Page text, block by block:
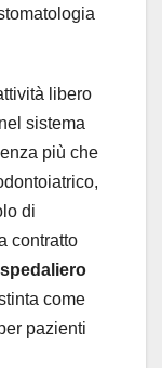
libero
sistema
più che
di
contratto
come
pazienti